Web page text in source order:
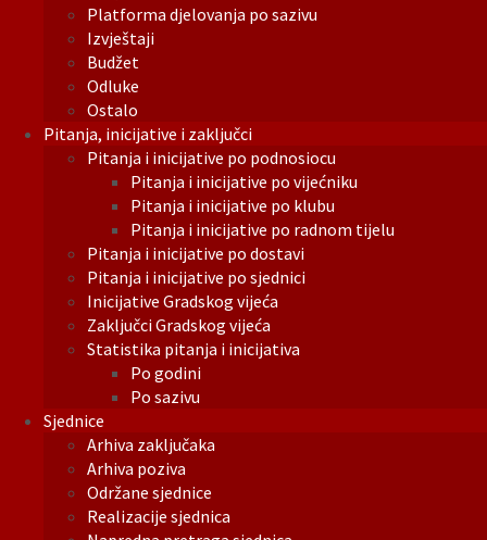
Platforma djelovanja po sazivu
Izvještaji
Budžet
Odluke
Ostalo
Pitanja, inicijative i zaključci
Pitanja i inicijative po podnosiocu
Pitanja i inicijative po vijećniku
Pitanja i inicijative po klubu
Pitanja i inicijative po radnom tijelu
Pitanja i inicijative po dostavi
Pitanja i inicijative po sjednici
Inicijative Gradskog vijeća
Zaključci Gradskog vijeća
Statistika pitanja i inicijativa
Po godini
Po sazivu
Sjednice
Arhiva zaključaka
Arhiva poziva
Održane sjednice
Realizacije sjednica